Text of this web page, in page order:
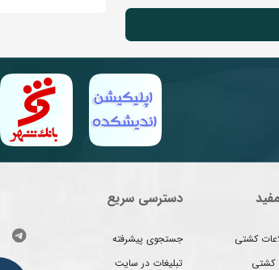
کشتی
کشتی
دسترسی سریع
جستجوی پیشرفته
تبلیغات در سایت